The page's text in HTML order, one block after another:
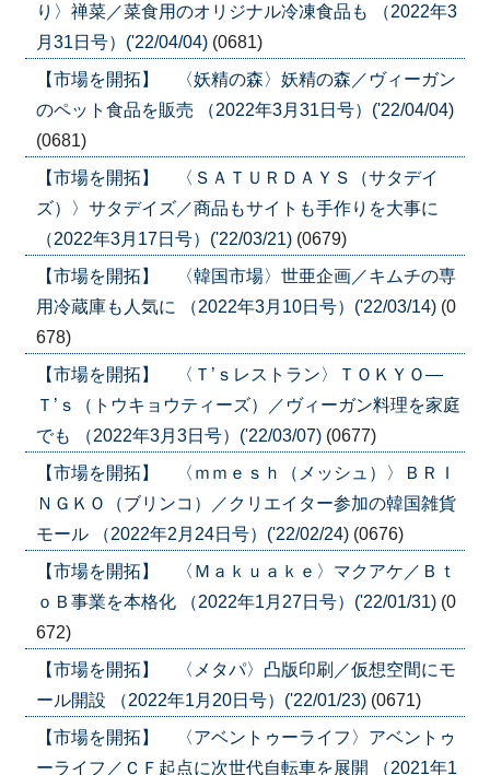
り〉禅菜／菜食用のオリジナル冷凍食品も （2022年3
月31日号）('22/04/04) (0681)
【市場を開拓】 〈妖精の森〉妖精の森／ヴィーガン
のペット食品を販売 （2022年3月31日号）('22/04/04)
(0681)
【市場を開拓】 〈ＳＡＴＵＲＤＡＹＳ（サタデイ
ズ）〉サタデイズ／商品もサイトも手作りを大事に
（2022年3月17日号）('22/03/21) (0679)
【市場を開拓】 〈韓国市場〉世亜企画／キムチの専
用冷蔵庫も人気に （2022年3月10日号）('22/03/14) (0
678)
【市場を開拓】 〈Ｔ’ｓレストラン〉ＴＯＫＹＯ―
Ｔ’ｓ（トウキョウティーズ）／ヴィーガン料理を家庭
でも （2022年3月3日号）('22/03/07) (0677)
【市場を開拓】 〈ｍｍｅｓｈ（メッシュ）〉ＢＲＩ
ＮＧＫＯ（ブリンコ）／クリエイター参加の韓国雑貨
モール （2022年2月24日号）('22/02/24) (0676)
【市場を開拓】 〈Ｍａｋｕａｋｅ〉マクアケ／Ｂｔ
ｏＢ事業を本格化 （2022年1月27日号）('22/01/31) (0
672)
【市場を開拓】 〈メタパ〉凸版印刷／仮想空間にモ
ール開設 （2022年1月20日号）('22/01/23) (0671)
【市場を開拓】 〈アベントゥーライフ〉アベントゥ
ーライフ／ＣＦ起点に次世代自転車を展開 （2021年1